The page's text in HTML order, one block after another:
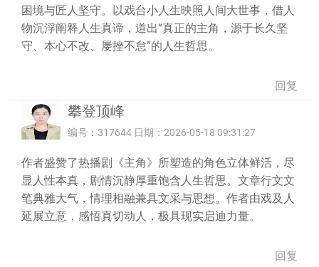
困境与匠人坚守。以戏台小人生映照人间大世事，借人
物沉浮阐释人生真谛，道出“真正的主角，源于长久坚
守、本心不改、屡挫不怠”的人生哲思。
回复
攀登顶峰
编号：317644 日期：2026-05-18 09:31:27
作者盛赞了热播剧《主角》所塑造的角色立体鲜活，尽
显人性本真，剧情沉静厚重饱含人生哲思。文章行文文
笔典雅大气，情理相融兼具文采与思想。作者由戏及人
延展立意，感悟真切动人，极具现实启迪力量。
回复